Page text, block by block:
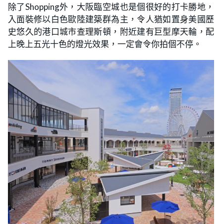
除了Shopping外，大阪臨空城也是個很好的打卡勝地，
入面裝修以白色歐陸建築群為主，令人猶如置身美國歷
史悠久的港口城市查理斯頓，附近建有巨型摩天輪，配
上晚上五光十色的燈光效果，一定會令你拍個不停。